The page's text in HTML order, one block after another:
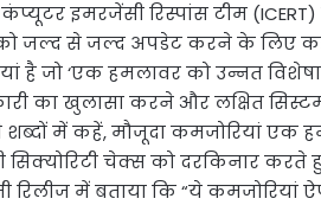
कंप्यूटर इमरजेंसी रिस्पांस टीम
जल्द से जल्द अपडेट करने के लिए
है जो ‘एक हमलावर को उन्नत
का खुलासा करने और लक्षित सिस्टम
शब्दों में कहें, मौजूदा कमजोरियां एक
सिक्योरिटी चेक्स को दरकिनार
रिलीज में बताया कि “ये कमजोरियां